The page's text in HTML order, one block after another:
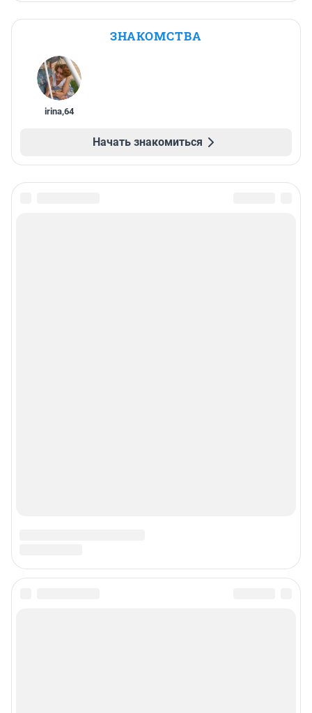
ЗНАКОМСТВА
irina,64
Начать знакомиться